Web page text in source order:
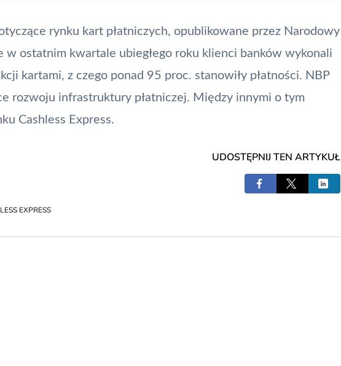
rynku kart płatniczych, opublikowane przez Narodowy
w ostatnim kwartale ubiegłego roku klienci banków wykonali
kartami, z czego ponad 95 proc. stanowiły płatności. NBP
rozwoju infrastruktury płatniczej. Między innymi o tym
Cashless Express.
UDOSTĘPNIJ TEN ARTYKUŁ
EXPRESS